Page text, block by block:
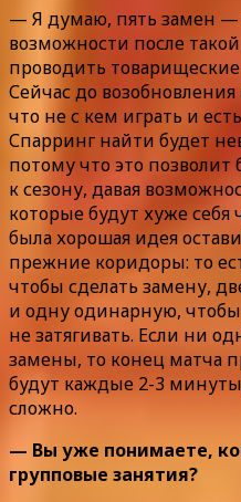
— Я думаю, пять замен —
возможности после
проводить
Сейчас до
что не с кем играть и
Спарринг найти будет
потому что это
к сезону, давая
которые будут хуже себя
была хорошая идея
прежние коридоры: то
чтобы сделать замену,
и одну одинарную,
не затягивать. Если ни
замены, то конец матча
будут каждые 2-3
сложно.
— Вы уже понимаете,
групповые занятия?